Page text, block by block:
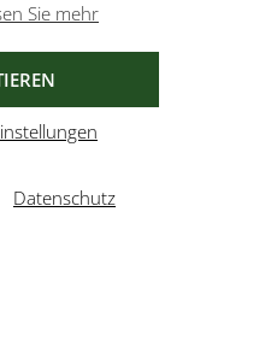
Sie mehr
Datenschutz